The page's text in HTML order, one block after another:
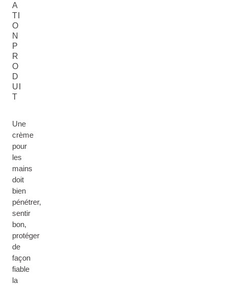
A
TI
O
N
P
R
O
D
UI
T
Une
crème
pour
les
mains
doit
bien
pénétrer,
sentir
bon,
protéger
de
façon
fiable
la